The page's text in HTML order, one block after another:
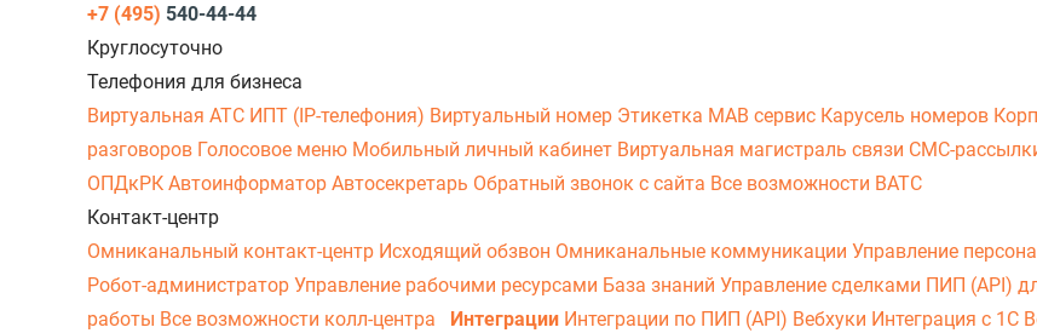
+7 (495) 540-44-44
Круглосуточно
Телефония для бизнеса
Виртуальная АТС ИПТ (IP-телефония) Виртуальный номер Этикетка МАВ сервис Карусель номеров
разговоров Голосовое меню Мобильный личный кабинет Виртуальная магистраль связи СМС-
ОПДкРК Автоинформатор Автосекретарь Обратный звонок с сайта Все возможности ВАТС
Контакт-центр
Омниканальный контакт-центр Исходящий обзвон Омниканальные коммуникации Управление
Робот-администратор Управление рабочими ресурсами База знаний Управление сделками ПИП (API)
работы Все возможности колл-центра Интеграции Интеграции по ПИП (API) Вебхуки Интеграция с 1С